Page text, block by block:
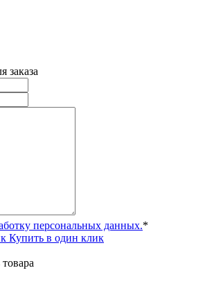
заказа
персональных данных.*
Купить в один клик